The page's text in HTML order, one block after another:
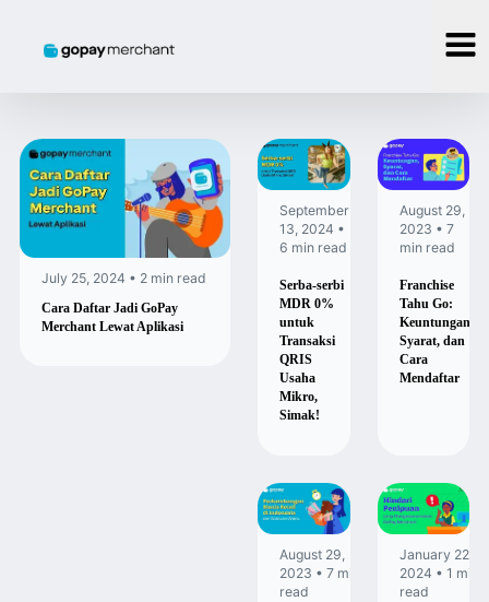
July 25, 2024 • 2 min read
Cara Daftar Jadi GoPay
Merchant Lewat Aplikasi
September
13, 2024 •
6 min read
Serba-serbi
MDR 0%
untuk
Transaksi
QRIS
Usaha
Mikro,
Simak!
August 29,
2023 • 7
min read
Franchise
Tahu Go:
Keuntungan,
Syarat, dan
Cara
Mendaftar
August 29,
2023 • 7 min
read
January 22,
2024 • 1 min
read